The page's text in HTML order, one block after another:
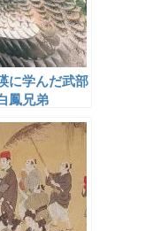
に学んだ武部
鳳兄弟